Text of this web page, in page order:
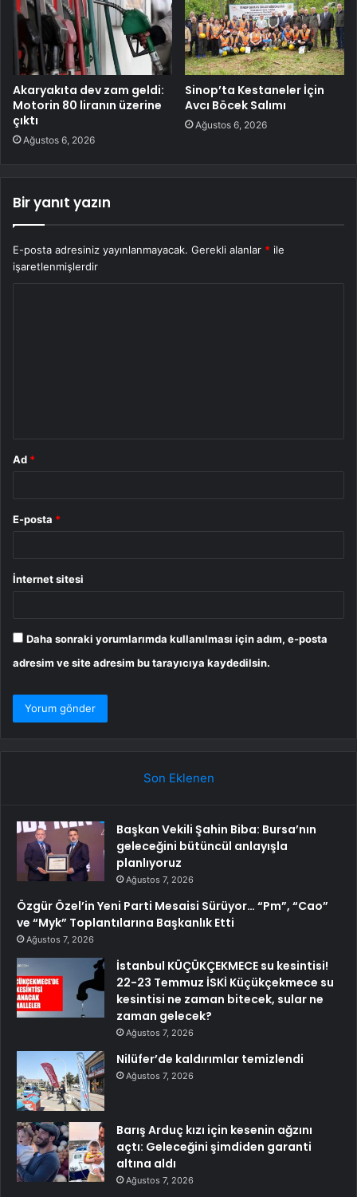
Akaryakıta dev zam geldi:
Motorin 80 liranın üzerine
çıktı
Ağustos 6, 2026
Sinop’ta Kestaneler İçin
Avcı Böcek Salımı
Ağustos 6, 2026
Bir yanıt yazın
E-posta adresiniz yayınlanmayacak. Gerekli alanlar * ile
işaretlenmişlerdir
Ad *
E-posta *
İnternet sitesi
Daha sonraki yorumlarımda kullanılması için adım, e-posta
adresim ve site adresim bu tarayıcıya kaydedilsin.
Son Eklenen
Başkan Vekili Şahin Biba: Bursa’nın
geleceğini bütüncül anlayışla
planlıyoruz
Ağustos 7, 2026
Özgür Özel’in Yeni Parti Mesaisi Sürüyor… “Pm”, “Cao”
ve “Myk” Toplantılarına Başkanlık Etti
Ağustos 7, 2026
İstanbul KÜÇÜKÇEKMECE su kesintisi!
22-23 Temmuz İSKİ Küçükçekmece su
kesintisi ne zaman bitecek, sular ne
zaman gelecek?
Ağustos 7, 2026
Nilüfer’de kaldırımlar temizlendi
Ağustos 7, 2026
Barış Arduç kızı için kesenin ağzını
açtı: Geleceğini şimdiden garanti
altına aldı
Ağustos 7, 2026